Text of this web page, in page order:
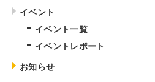
イベント
イベント一覧
イベントレポート
お知らせ